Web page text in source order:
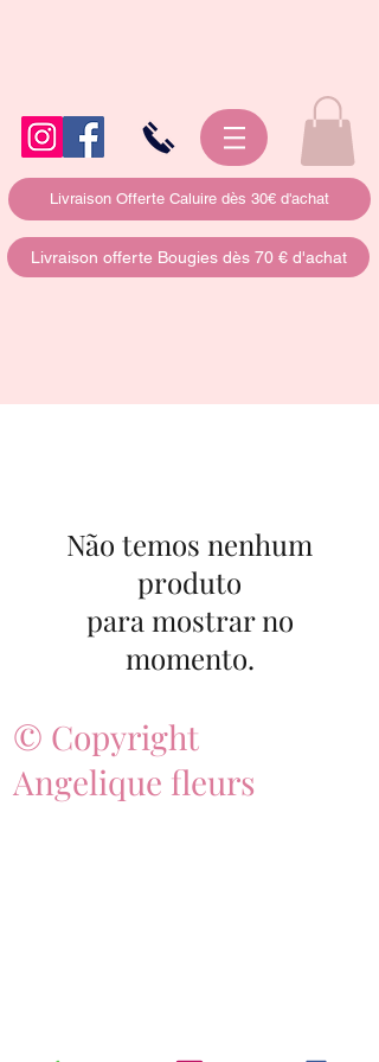
Livraison Offerte Caluire dès 30€ d'achat
Livraison offerte Bougies dès 70 € d'achat
Não temos nenhum
produto
para mostrar no
momento.
© Copyright
Angelique fleurs